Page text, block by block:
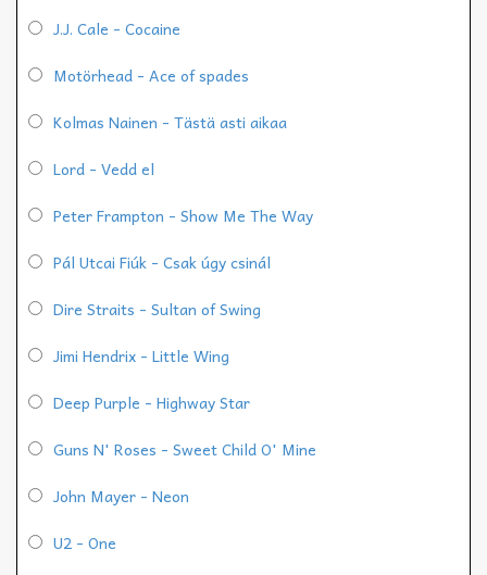
J.J. Cale - Cocaine
Motörhead - Ace of spades
Kolmas Nainen - Tästä asti aikaa
Lord - Vedd el
Peter Frampton - Show Me The Way
Pál Utcai Fiúk - Csak úgy csinál
Dire Straits - Sultan of Swing
Jimi Hendrix - Little Wing
Deep Purple - Highway Star
Guns N' Roses - Sweet Child O' Mine
John Mayer - Neon
U2 - One